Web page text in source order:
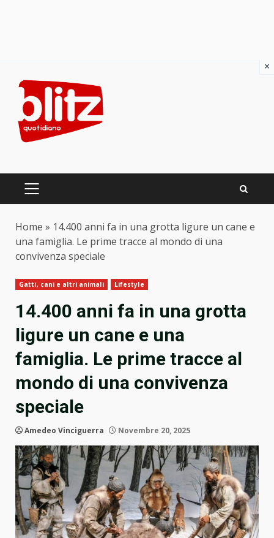
content
PRIMARY
Home » 14.400 anni fa in una grotta ligure un cane e
una famiglia. Le prime tracce al mondo di una
convivenza speciale
Gatti, cani e altri animali Lifestyle
14.400 anni fa in una grotta
ligure un cane e una
famiglia. Le prime tracce al
mondo di una convivenza
speciale
Amedeo Vinciguerra Novembre 20, 2025
×